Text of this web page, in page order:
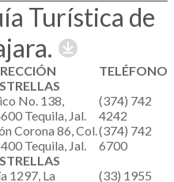
Turística de
TELÉFONO
No. 138,
Tequila, Jal.
(374) 742
4242
Corona 86, Col.
Tequila, Jal.
(374) 742
6700
1297, La
(33) 1955